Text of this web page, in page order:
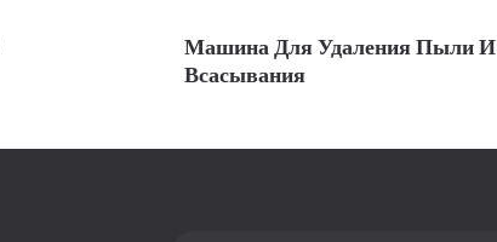
Машина Для Удаления Пыли И
Всасывания